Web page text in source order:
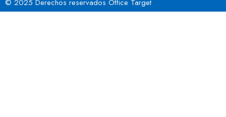
© 2025 Derechos reservados Office Target